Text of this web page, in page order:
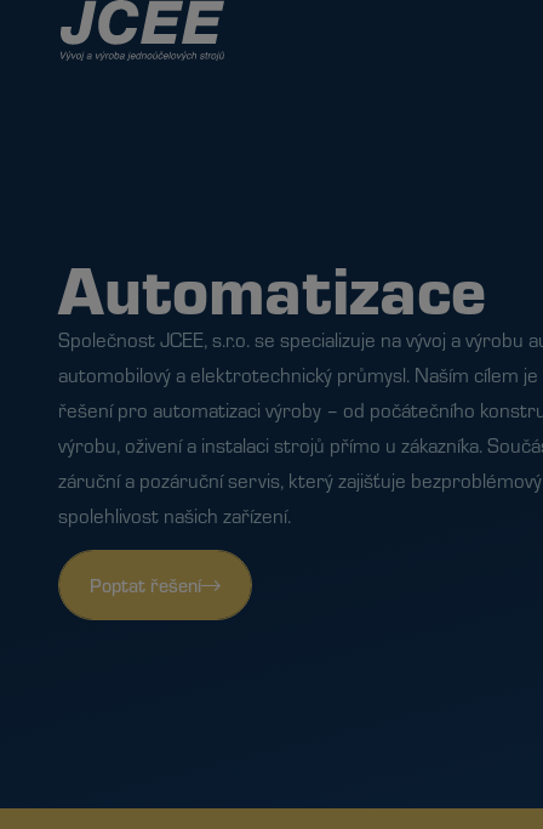
Automatizace
Společnost JCEE, s.r.o. se specializuje na vývoj a
automobilový a elektrotechnický průmysl. Naším cílem
řešení pro automatizaci výroby – od počátečního
výrobu, oživení a instalaci strojů přímo u zákazníka.
záruční a pozáruční servis, který zajišťuje
spolehlivost našich zařízení.
Poptat řešení